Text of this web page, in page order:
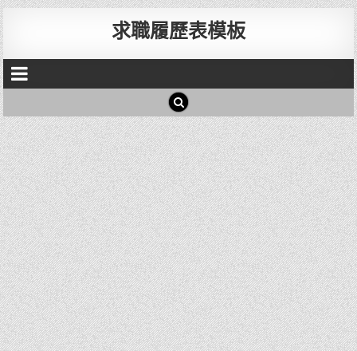
求職履歷表模板